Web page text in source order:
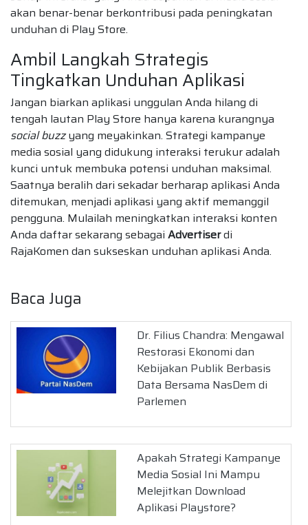
akan benar-benar berkontribusi pada peningkatan
unduhan di Play Store.
Ambil Langkah Strategis
Tingkatkan Unduhan Aplikasi
Jangan biarkan aplikasi unggulan Anda hilang di
tengah lautan Play Store hanya karena kurangnya
social buzzyang meyakinkan. Strategi kampanye
media sosial yang didukung interaksi terukur adalah
kunci untuk membuka potensi unduhan maksimal.
Saatnya beralih dari sekadar berharap aplikasi Anda
ditemukan, menjadi aplikasi yang aktif memanggil
pengguna. Mulailah meningkatkan interaksi konten
Anda daftar sekarang sebagai Advertiserdi
RajaKomen dan sukseskan unduhan aplikasi Anda.
Baca Juga
Dr. Filius Chandra: Mengawal
Restorasi Ekonomi dan
Kebijakan Publik Berbasis
Data Bersama NasDem di
Parlemen
Apakah Strategi Kampanye
Media Sosial Ini Mampu
Melejitkan Download
Aplikasi Playstore?